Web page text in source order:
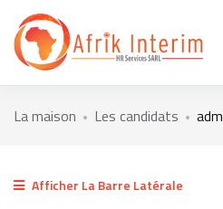
La maison Les candidats
Afficher La Barre Latérale